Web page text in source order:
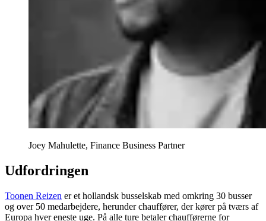
Joey Mahulette, Finance Business Partner
Udfordringen
Toonen Reizen er et hollandsk busselskab med omkring 30 busser
og over 50 medarbejdere, herunder chauffører, der kører på tværs af
Europa hver eneste uge. På alle ture betaler chaufførerne for